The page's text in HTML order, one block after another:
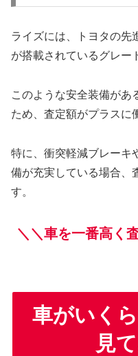
ライズには、トヨタの先
が搭載されているグレー
このような安全装備があ
ため、査定額がプラスに
特に、衝突軽減ブレーキ
備が充実している場合、
す。
＼＼車を一番高く
車がいく
見